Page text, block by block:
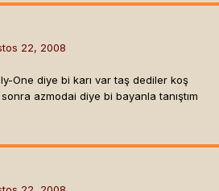
22, 2008
One diye bi karı var taş dediler koş
azmodai diye bi bayanla tanıştım